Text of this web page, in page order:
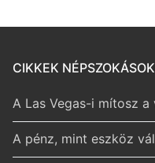
CIKKEK
A Las Vegas-i mítosz a
A pénz, mint eszköz